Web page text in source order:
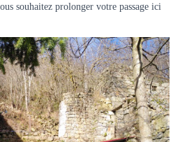
souhaitez prolonger votre passage ici